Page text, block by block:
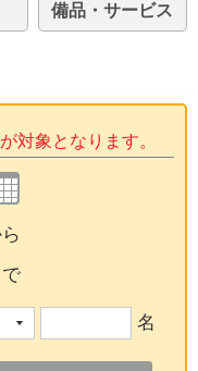
備品・サービス
対象となります。
名